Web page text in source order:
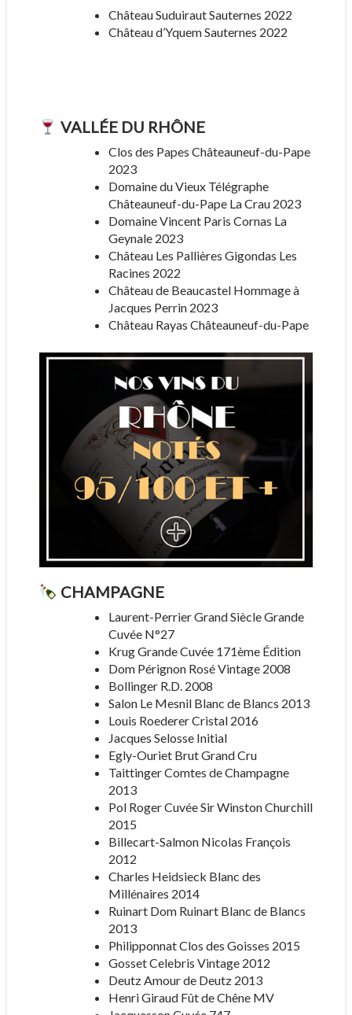
Château Suduiraut Sauternes 2022
Château d’Yquem Sauternes 2022
VALLÉE DU RHÔNE
Clos des Papes Châteauneuf-du-Pape
2023
Domaine du Vieux Télégraphe
Châteauneuf-du-Pape La Crau 2023
Domaine Vincent Paris Cornas La
Geynale 2023
Château Les Pallières Gigondas Les
Racines 2022
Château de Beaucastel Hommage à
Jacques Perrin 2023
Château Rayas Châteauneuf-du-Pape
CHAMPAGNE
Laurent-Perrier Grand Siècle Grande
Cuvée N°27
Krug Grande Cuvée 171ème Édition
Dom Pérignon Rosé Vintage 2008
Bollinger R.D. 2008
Salon Le Mesnil Blanc de Blancs 2013
Louis Roederer Cristal 2016
Jacques Selosse Initial
Egly-Ouriet Brut Grand Cru
Taittinger Comtes de Champagne
2013
Pol Roger Cuvée Sir Winston Churchill
2015
Billecart-Salmon Nicolas François
2012
Charles Heidsieck Blanc des
Millénaires 2014
Ruinart Dom Ruinart Blanc de Blancs
2013
Philipponnat Clos des Goisses 2015
Gosset Celebris Vintage 2012
Deutz Amour de Deutz 2013
Henri Giraud Fût de Chêne MV